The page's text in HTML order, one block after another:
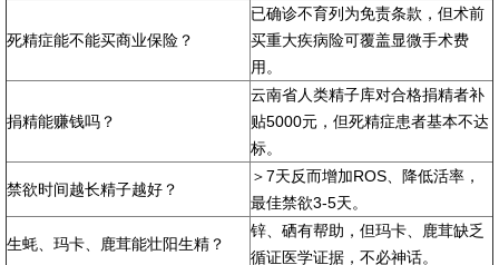
死精症能不能买商业保险？
已确诊不育列为免责条款，但术前
买重大疾病险可覆盖显微手术费
用。
捐精能赚钱吗？
云南省人类精子库对合格捐精者补
贴5000元，但死精症患者基本不达
标。
禁欲时间越长精子越好？
＞7天反而增加ROS、降低活率，
最佳禁欲3-5天。
生蚝、玛卡、鹿茸能壮阳生精？
锌、硒有帮助，但玛卡、鹿茸缺乏
循证医学证据，不必神话。